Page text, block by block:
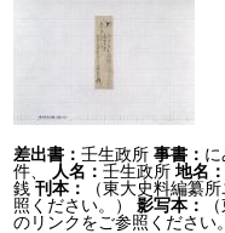
差出書：壬生政所 事書：
件、
人名：壬生政所 地名：
銭 刊本：
（東大史料編纂
照ください。）
影写本：
のリンクをご参照ください